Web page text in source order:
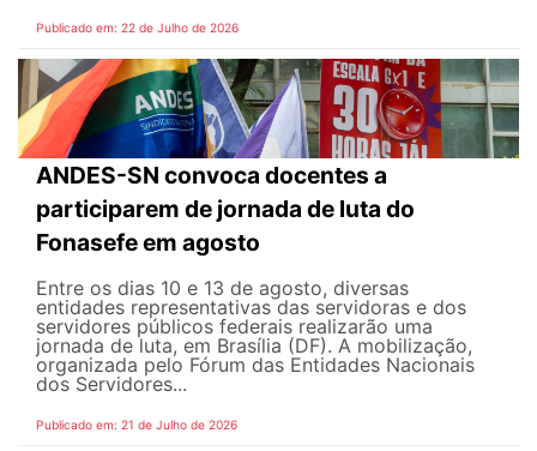
Publicado em: 22 de Julho de 2026
ANDES-SN convoca docentes a
participarem de jornada de luta do
Fonasefe em agosto
Entre os dias 10 e 13 de agosto, diversas
entidades representativas das servidoras e dos
servidores públicos federais realizarão uma
jornada de luta, em Brasília (DF). A mobilização,
organizada pelo Fórum das Entidades Nacionais
dos Servidores...
Publicado em: 21 de Julho de 2026